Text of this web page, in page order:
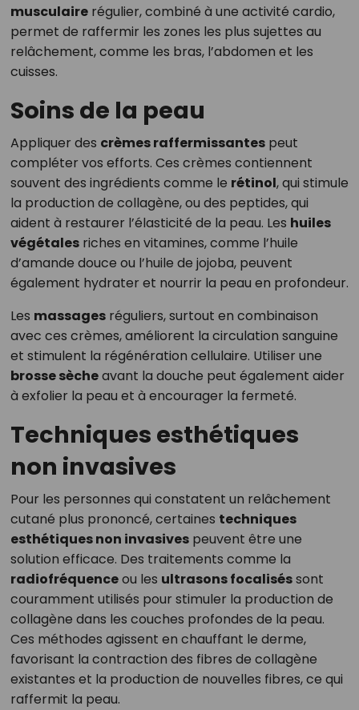
musculairerégulier, combiné à une activité cardio,
permet de raffermir les zones les plus sujettes au
relâchement, comme les bras, l’abdomen et les
cuisses.
Soins de la peau
Appliquer des crèmes raffermissantespeut
compléter vos efforts. Ces crèmes contiennent
souvent des ingrédients comme le rétinol, qui stimule
la production de collagène, ou des peptides, qui
aident à restaurer l’élasticité de la peau. Les huiles
végétalesriches en vitamines, comme l’huile
d’amande douce ou l’huile de jojoba, peuvent
également hydrater et nourrir la peau en profondeur.
Les massagesréguliers, surtout en combinaison
avec ces crèmes, améliorent la circulation sanguine
et stimulent la régénération cellulaire. Utiliser une
brosse sècheavant la douche peut également aider
à exfolier la peau et à encourager la fermeté.
Techniques esthétiques
non invasives
Pour les personnes qui constatent un relâchement
cutané plus prononcé, certaines techniques
esthétiques non invasivespeuvent être une
solution efficace. Des traitements comme la
radiofréquenceou les ultrasons focaliséssont
couramment utilisés pour stimuler la production de
collagène dans les couches profondes de la peau.
Ces méthodes agissent en chauffant le derme,
favorisant la contraction des fibres de collagène
existantes et la production de nouvelles fibres, ce qui
raffermit la peau.